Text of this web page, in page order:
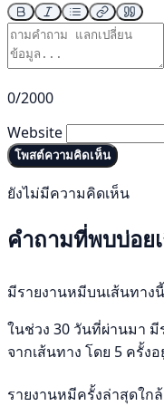
0/2000
Website
โพสต์ความคิดเห็น
ยังไม่มีความคิดเห็น
คำถามที่พบบ่อย
มีรายงานหมีบนเส้นทาง
ในช่วง 30 วันที่ผ่านมา มี
จากเส้นทาง โดย 5 ครั้ง
รายงานหมีครั้งล่าสุดใก